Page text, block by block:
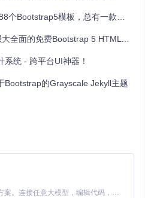
舞台，也为开发者们提供了学习和
您的才华吧！
Bootstrap5模板，总有一款适合您
免费Bootstrap 5 HTML Laravel管理模板
系统 - 跨平台UI神器！
Bootstrap的Grayscale Jekyll主题
Claude Code 的开源替代方案。连接任意大模型，编辑代码，运行命令，自动验证 — 全自动执行。用 Rust 构建，极致性能。 ｜ An open-source alternative to Claude Code. Connect any LLM, edit code, run commands, and verify changes — autonomously. Built in Rust for speed. Get Started